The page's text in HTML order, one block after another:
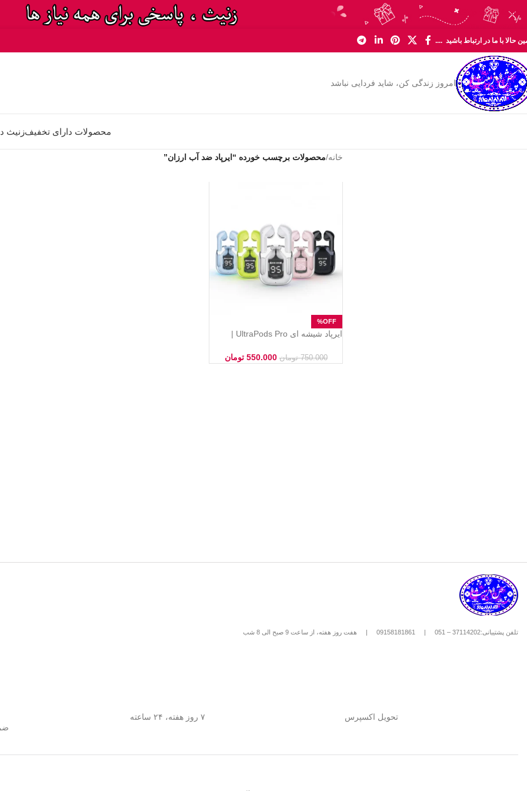
Skip to navigation
Skip to main content
حالا با ما در ارتباط باشید ....
امروز زندگی کن، شاید فردایی نباشد
محصولات دارای تخفیفزنیث
خانه/محصولات برچسب خورده “ایرپاد ضد آب ارزان”
ایرپاد شیشه ای UltraPods Pro |
750.000 تومان 550.000 تومان
تلفن پشتیبانی:37114202 – 051 |
09158181861
| هفت روز هفته، از ساعت 9 صبح الی 8 شب
تحویل اکسپرس
۷ روز هفته، ۲۴ ساعته